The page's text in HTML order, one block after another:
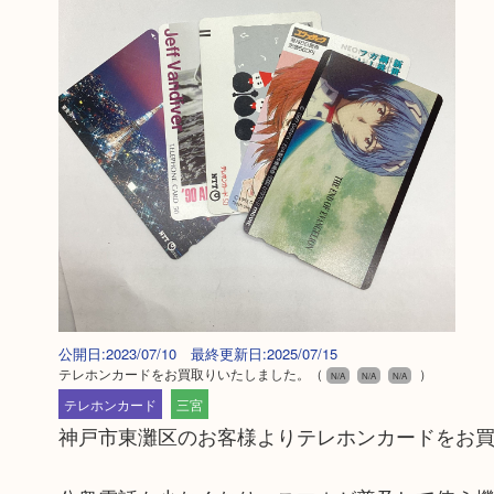
公開日:2023/07/10 最終更新日:2025/07/15
テレホンカードをお買取りいたしました。 （ N/A N/A N/A
）
テレホンカード
三宮
神戸市東灘区のお客様よりテレホンカードをお